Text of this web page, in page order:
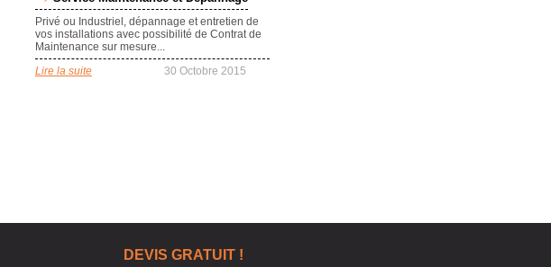
Privé ou Industriel, dépannage et entretien de
vos installations avec possibilité de Contrat de
Maintenance sur mesure...
Lire la suite
30 Octobre 2015
DEVIS GRATUIT !